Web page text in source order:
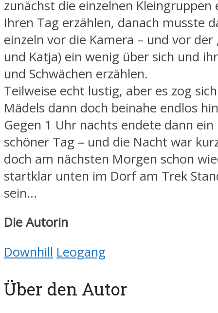
zunächst die einzelnen Kleingruppen
Ihren Tag erzählen, danach musste
einzeln vor die Kamera – und vor der
und Katja) ein wenig über sich und
und Schwächen erzählen.
Teilweise echt lustig, aber es zog
Mädels dann doch beinahe endlos
Gegen 1 Uhr nachts endete dann
schöner Tag – und die Nacht war
doch am nächsten Morgen schon
startklar unten im Dorf am Trek
sein…
Die Autorin
Downhill Leogang
Über den Autor